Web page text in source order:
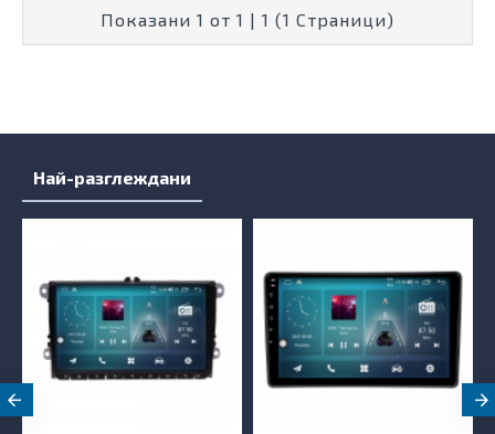
Показани 1 от 1 | 1 (1 Страници)
Най-разглеждани